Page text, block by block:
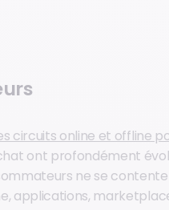
circuits online et offline
ont profondément
ne se
applications,